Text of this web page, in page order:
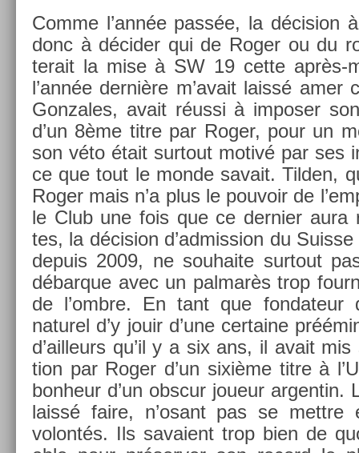
Comme l’année passée, la décis­ion
donc à décider qui de Roger ou du
terait la mise à SW 19 cette après-
l’année dernière m’avait laissé amer
Gon­zales, avait réussi à im­pos­er
d’un 8ème titre par Roger, pour un
son véto était sur­tout motivé par ses
ce que tout le monde savait. Tild­en,
Roger mais n’a plus le pouvoir de
le Club une fois que ce de­rni­er
tes, la décis­ion d’ad­miss­ion du
de­puis 2009, ne souhaite sur­tout
débar­que avec un pal­marès trop
de l’ombre. En tant que fon­dateur
naturel d’y jouir d’une cer­taine
d’ail­leurs qu’il y a six ans, il avait
tion par Roger d’un sixième titre à
bon­heur d’un ob­scur joueur ar­gentin.
laissé faire, n’osant pas se
volontés. Ils savaient trop bien de